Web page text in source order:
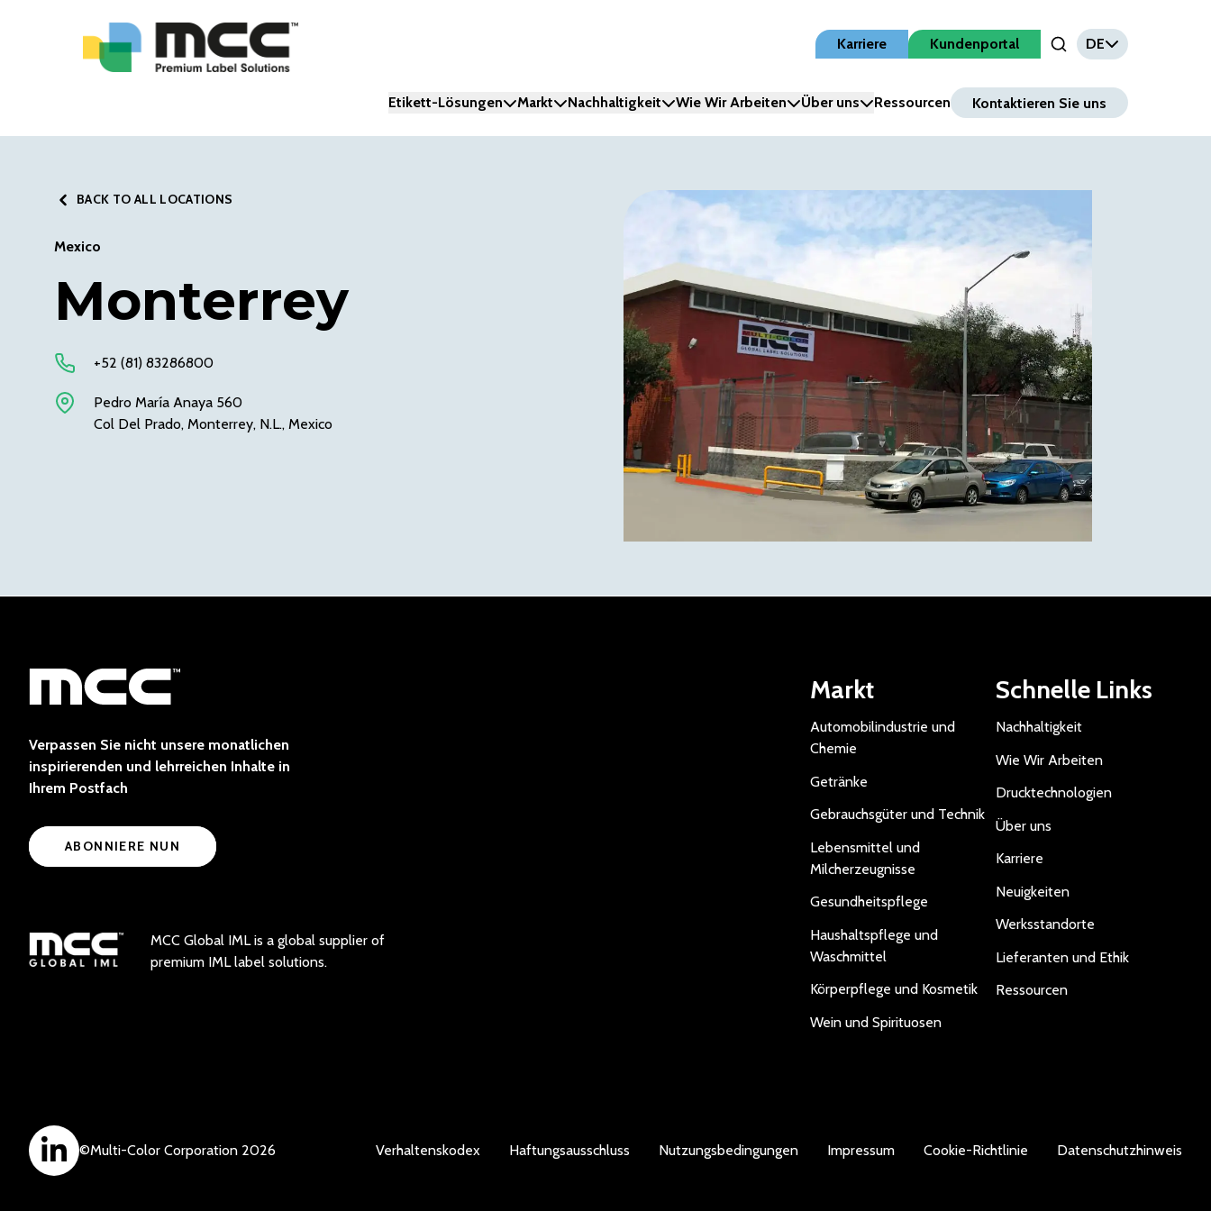
Karriere
Kundenportal
Open Search Input
DE
Etikett-Lösungen Markt Nachhaltigkeit Wie Wir Arbeiten Über uns Ressourcen Kontaktieren Sie uns
BACK TO ALL LOCATIONS
Mexico
Monterrey
+52 (81) 83286800
Pedro María Anaya 560
Col Del Prado, Monterrey, N.L., Mexico
Verpassen Sie nicht unsere monatlichen
inspirierenden und lehrreichen Inhalte in
Ihrem Postfach
ABONNIERE NUN
MCC Global IML is a global supplier of
premium IML label solutions.
Markt
Automobilindustrie und
Chemie
Getränke
Gebrauchsgüter und Technik
Lebensmittel und
Milcherzeugnisse
Gesundheitspflege
Haushaltspflege und
Waschmittel
Körperpflege und Kosmetik
Wein und Spirituosen
Schnelle Links
Nachhaltigkeit
Wie Wir Arbeiten
Drucktechnologien
Über uns
Karriere
Neuigkeiten
Werksstandorte
Lieferanten und Ethik
Ressourcen
©Multi-Color Corporation 2026 Verhaltenskodex Haftungsausschluss Nutzungsbedingungen Impressum Cookie-Richtlinie Datenschutzhinweis